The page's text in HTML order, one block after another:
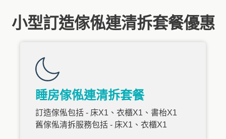
小型訂造傢俬連清拆套餐優惠
睡房傢俬連清拆套餐
訂造傢俬包括 - 床X1、衣櫃X1、書枱X1
舊傢俬清拆服務包括 - 床X1、衣櫃X1